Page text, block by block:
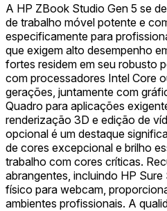
A HP ZBook Studio Gen 5 se
de trabalho móvel potente e
especificamente para
que exigem alto desempenho
fortes residem em seu robusto
com processadores Intel Core
gerações, juntamente com
Quadro para aplicações
renderização 3D e edição de
opcional é um destaque
de cores excepcional e brilho
trabalho com cores críticas.
abrangentes, incluindo HP
físico para webcam,
ambientes profissionais. A